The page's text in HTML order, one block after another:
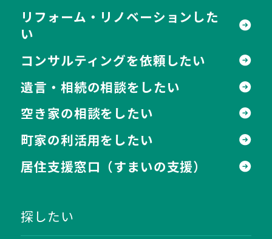
リフォーム・リノベーションした
い
コンサルティングを依頼したい
遺言・相続の相談をしたい
空き家の相談をしたい
町家の利活用をしたい
居住支援窓口 （すまいの支援）
探したい